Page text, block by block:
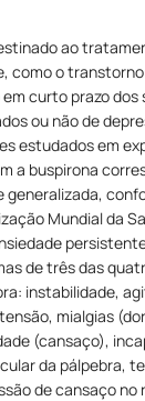
ao
como o
curto prazo dos
ou não de
estudados em
a buspirona
generalizada,
Mundial da
de três das
instabilidade,
mialgias
(cansaço),
da pálpebra,
de cansaço no